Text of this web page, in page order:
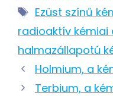
Címkék
Ezüst színű
radioaktív kémiai
halmazállapotú
Post
navigation
Holmium, a
Terbium, a